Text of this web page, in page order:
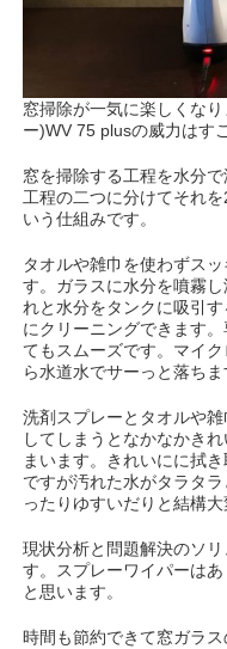
窓掃除が一気に楽しくな
ー)WV 75 plusの威力はす
窓を掃除する工程を水分
工程の二つに分けてそれ
いう仕組みです。
タオルや雑巾を使わずス
す。ガラスに水分を噴霧
れと水分をタンクに吸引
にクリーニングできます
てもスムーズです。マイ
ら水道水でサーっと落ちま
洗剤スプレーとタオルや
してしまうとなかなかき
まいます。きれいにに拭
ですが汚れた水がタラタ
ったりゆすいだりと結構大
現状分析と問題解決のソ
す。スプレーワイパーは
と思います。
時間も節約できて窓ガラス